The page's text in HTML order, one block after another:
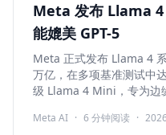
Meta 发布 Llama 4
能媲美 GPT-5
Meta 正式发布 Llama 4
万亿，在多项基准测试中
级 Llama 4 Mini，专为边
Meta AI · 6分钟阅读 ·